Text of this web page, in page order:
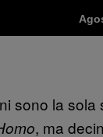
sono la sola
, ma